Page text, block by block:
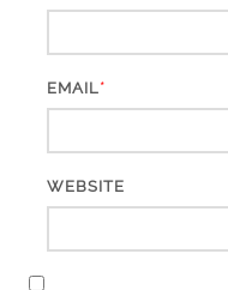
EMAIL*
WEBSITE